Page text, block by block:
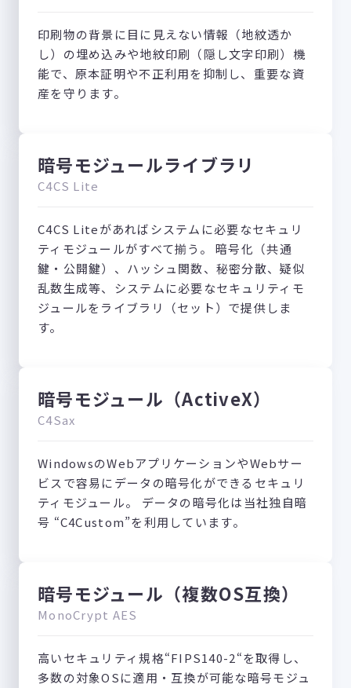
印刷物の背景に目に見えない情報（地紋透か
し）の埋め込みや地紋印刷（隠し文字印刷）機
能で、原本証明や不正利用を抑制し、重要な資
産を守ります。
暗号モジュールライブラリ
C4CS Lite
C4CS Liteがあればシステムに必要なセキュリ
ティモジュールがすべて揃う。 暗号化（共通
鍵・公開鍵）、ハッシュ関数、秘密分散、疑似
乱数生成等、システムに必要なセキュリティモ
ジュールをライブラリ（セット）で提供しま
す。
暗号モジュール（ActiveX）
C4Sax
WindowsのWebアプリケーションやWebサー
ビスで容易にデータの暗号化ができるセキュリ
ティモジュール。 データの暗号化は当社独自暗
号 “C4Custom”を利用しています。
暗号モジュール（複数OS互換）
MonoCrypt AES
高いセキュリティ規格“FIPS140-2“を取得し、
多数の対象OSに適用・互換が可能な暗号モジュ